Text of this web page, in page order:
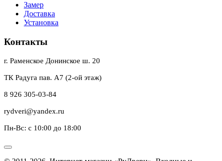
Замер
Доставка
Установка
Контакты
г. Раменское Донинское ш. 20
ТК Радуга пав. А7 (2-ой этаж)
8 926 305-03-84
rydveri@yandex.ru
Пн-Вс: с 10:00 до 18:00